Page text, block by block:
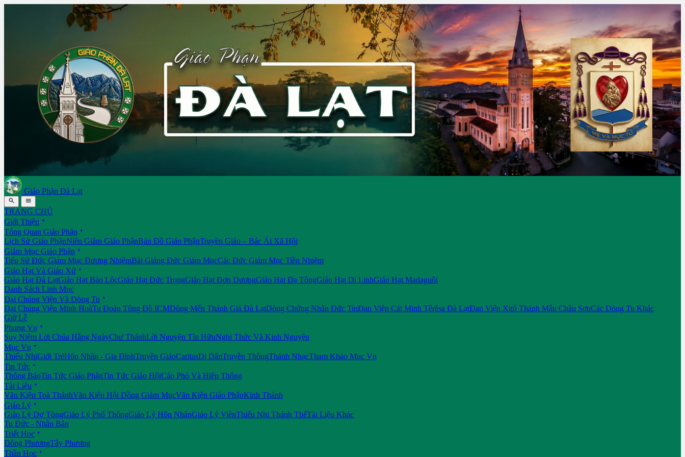
Giáo Phận Đà Lạt
 
TRANG CHỦ
Giới Thiệu 
Tổng Quan Giáo Phận 
Lịch Sử Giáo PhậnNiên Giám Giáo PhậnBản Đồ Giáo PhậnTruyền Giáo – Bác Ái Xã Hội
Giám Mục Giáo Phận 
Tiểu Sử Đức Giám Mục Đương NhiệmBài Giảng Đức Giám MụcCác Đức Giám Mục Tiền Nhiệm
Giáo Hạt Và Giáo Xứ 
Giáo Hạt Đà LạtGiáo Hạt Bảo LộcGiáo Hạt Đức TrọngGiáo Hạt Đơn DươngGiáo Hạt Đạ TôngGiáo Hạt Di LinhGiáo Hạt Madaguôi
Danh Sách Linh Mục
Đại Chủng Viện Và Dòng Tu 
Đại Chủng Viện Minh HoàTu Đoàn Tông Đồ ICMDòng Mến Thánh Giá Đà LạtDòng Chứng Nhân Đức TinĐan Viện Cát Minh Têrêsa Đà LạtĐan Viện Xitô Thánh Mẫu Châu SơnCác Dòng Tu Khác
Giờ Lễ
Phụng Vụ 
Suy Niệm Lời Chúa Hằng NgàyChư ThánhLời Nguyện Tín HữuNghi Thức Và Kinh Nguyện
Mục Vụ 
Thiếu NhiGiới TrẻHôn Nhân - Gia ĐìnhTruyền GiáoCaritasDi DânTruyền ThôngThánh NhạcTham Khảo Mục Vụ
Tin Tức 
Thông BáoTin Tức Giáo PhậnTin Tức Giáo HộiCáo Phó Và Hiệp Thông
Tài Liệu 
Văn Kiện Toà ThánhVăn Kiện Hội Đồng Giám MụcVăn Kiện Giáo PhậnKinh Thánh
Giáo Lý 
Giáo Lý Dự TòngGiáo Lý Phổ ThôngGiáo Lý Hôn NhânGiáo Lý ViênThiếu Nhi Thánh ThểTài Liệu Khác
Tu Đức - Nhân Bản
Triết Học 
Đông PhươngTây Phương
Thần Học 